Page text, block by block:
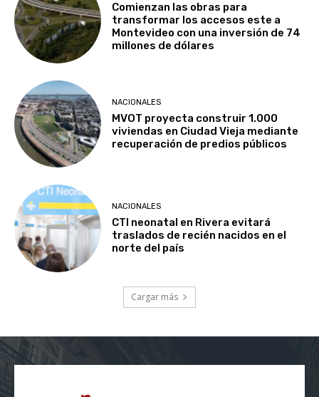
Comienzan las obras para
transformar los accesos este a
Montevideo con una inversión de 74
millones de dólares
NACIONALES
MVOT proyecta construir 1.000
viviendas en Ciudad Vieja mediante
recuperación de predios públicos
NACIONALES
CTI neonatal en Rivera evitará
traslados de recién nacidos en el
norte del país
Cargar más